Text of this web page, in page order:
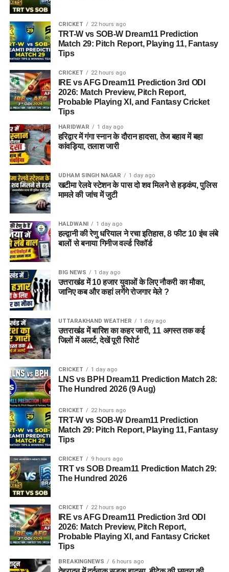
CRICKET 22 hours ago
TRT-W vs SOB-W Dream11 Prediction
Match 29: Pitch Report, Playing 11, Fantasy
Tips
CRICKET 22 hours ago
IRE vs AFG Dream11 Prediction 3rd ODI
2026: Match Preview, Pitch Report,
Probable Playing XI, and Fantasy Cricket
Tips
HARIDWAR 1 day ago
हरिद्वार में गंगा स्नान के दौरान हादसा, तेज बहाव में बहा
कांवड़िया, तलाश जारी
UDHAM SINGH NAGAR 1 day ago
खटीमा रेलवे स्टेशन के पास दो शव मिलने से हड़कंप, पुलिस
मामले की जांच में जुटी
HALDWANI 1 day ago
हल्द्वानी की रेणु धरियाल ने रचा इतिहास, 8 फीट 10 इंच लंबे
बालों से बनाया गिनीज वर्ल्ड रिकॉर्ड
BIG NEWS 1 day ago
उत्तराखंड में 10 हजार युवाओं के लिए नौकरी का मौका,
जानिए कब और कहां लगेंगे रोजगार मेले ?
UTTARAKHAND WEATHER 1 day ago
उत्तराखंड में बारिश का कहर जारी, 11 अगस्त तक कई
जिलों में अलर्ट, देखें पूरी रिपोर्ट
CRICKET 1 day ago
LNS vs BPH Dream11 Prediction Match 28:
The Hundred 2026 (9 Aug)
CRICKET 22 hours ago
TRT-W vs SOB-W Dream11 Prediction
Match 29: Pitch Report, Playing 11, Fantasy
Tips
CRICKET 9 hours ago
TRT vs SOB Dream11 Prediction Match 29:
The Hundred 2026
CRICKET 22 hours ago
IRE vs AFG Dream11 Prediction 3rd ODI
2026: Match Preview, Pitch Report,
Probable Playing XI, and Fantasy Cricket
Tips
BREAKINGNEWS 6 hours ago